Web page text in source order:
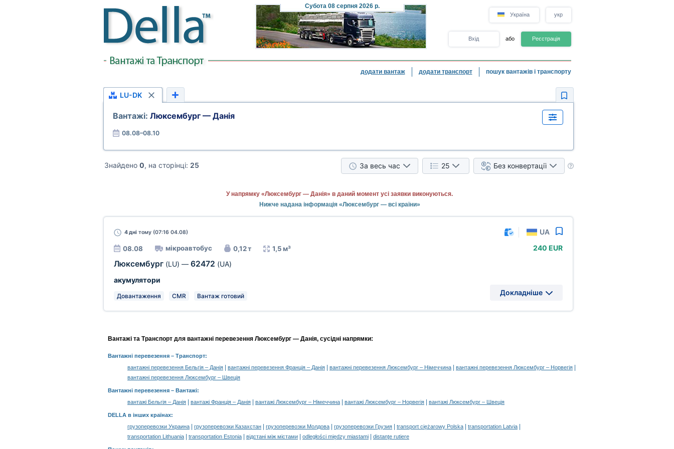
Субота08 серпня 2026 р.
Україна укр
Вхід або Реєстрація
додати вантаж додати транспорт пошук вантажів і транспорту
LU-DK
Вантажі: Люксембург — Данія
08.08–08.10
Знайдено 0, на сторінці: 25 За весь час 25 Без конвертації
У напрямку «Люксембург — Данія» в даний момент усі заявки виконуються.
Нижче надана інформація «Люксембург — всі країни»
4 днітому (07:16 04.08) UA
08.08 мікроавтобус 0,12 т 1,5 м³
Люксембург (LU) — 62472 (UA)
акумулятори
Довантаження CMR Вантаж готовий
240 EUR
Докладніше
Вантажі та Транспорт для вантажні перевезення Люксембург — Данія, сусідні напрямки:
Вантажні перевезення – Транспорт:
вантажні перевезення Бельгія – Данія
вантажні перевезення Франція – Данія вантажні перевезення Люксембург – Німеччина вантажні перевезення Люксембург – Норвегія
вантажні перевезення Люксембург – Швеція
Вантажні перевезення – Вантажі:
вантажі Бельгія – Данія
вантажі Франція – Данія вантажі Люксембург – Німеччина вантажі Люксембург – Норвегія вантажі Люксембург – Швеція
DELLA в інших країнах:
грузоперевозки Украина
грузоперевозки Казахстан грузоперевозки Молдова грузоперевозки Грузия transport ciężarowy Polska transportation Latvia
transportation Lithuania transportation Estonia відстані між містами odległości między miastami distanţe rutiere